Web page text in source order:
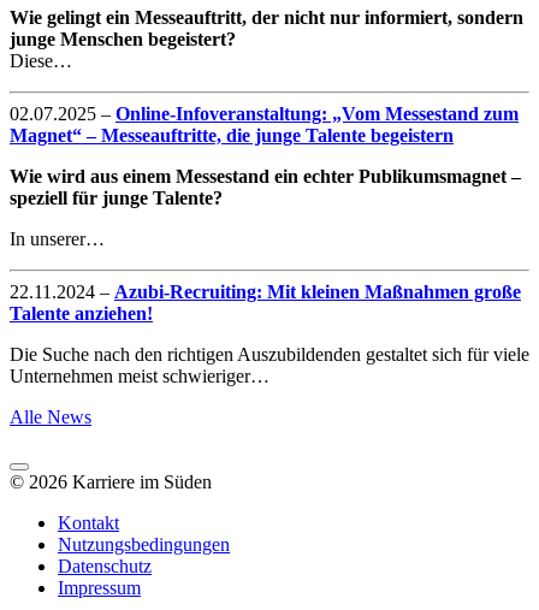
Wie gelingt ein Messeauftritt, der nicht nur informiert, sondern
junge Menschen begeistert?
Diese…
02.07.2025 – Online-Infoveranstaltung: „Vom Messestand zum
Magnet“ – Messeauftritte, die junge Talente begeistern
Wie wird aus einem Messestand ein echter Publikumsmagnet –
speziell für junge Talente?
In unserer…
22.11.2024 – Azubi-Recruiting: Mit kleinen Maßnahmen große
Talente anziehen!
Die Suche nach den richtigen Auszubildenden gestaltet sich für viele
Unternehmen meist schwieriger…
Alle News
© 2026 Karriere im Süden
Kontakt
Nutzungsbedingungen
Datenschutz
Impressum